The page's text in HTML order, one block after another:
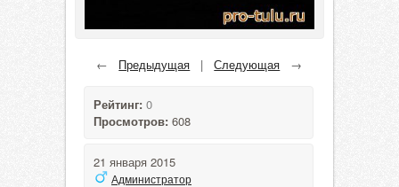
← Предыдущая |Следующая →
Рейтинг: 0
Просмотров: 608
21 января 2015
Администратор